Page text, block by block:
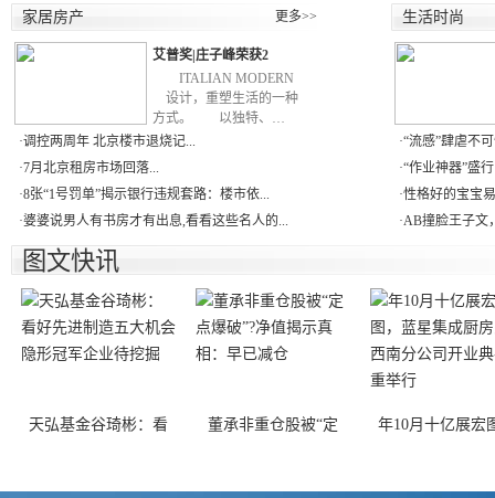
家居房产 更多>>
艾普奖|庄子峰荣获2
ITALIAN MODERN
设计，重塑生活的一种
方式。 以独特、…
·调控两周年 北京楼市退烧记...
·7月北京租房市场回落...
·8张“1号罚单”揭示银行违规套路：楼市依...
·婆婆说男人有书房才有出息,看看这些名人的...
生活时尚
·“流感”肆虐不
·“作业神器”盛
·性格好的宝宝
·AB撞脸王子文
图文快讯
天弘基金谷琦彬：看 董承非重仓股被“定 年10月十亿展宏